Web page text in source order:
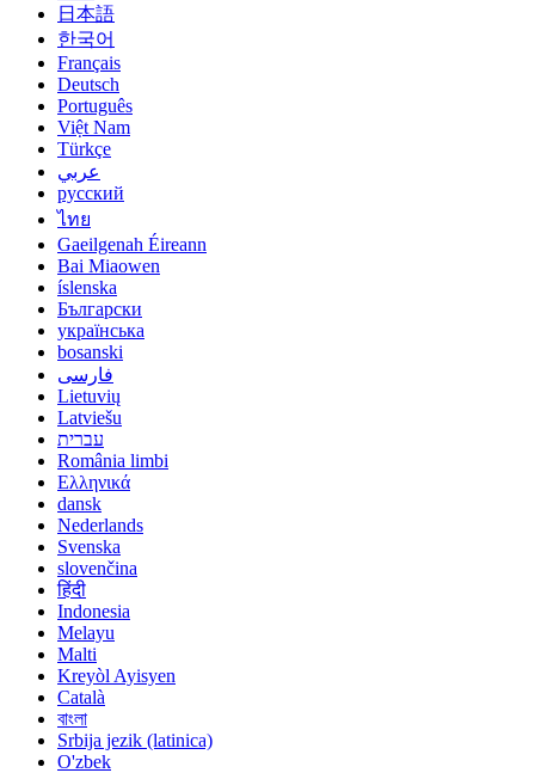
日本語
한국어
Français
Deutsch
Português
Việt Nam
Türkçe
عربي
русский
ไทย
Gaeilgenah Éireann
Bai Miaowen
íslenska
Български
українська
bosanski
فارسی
Lietuvių
Latviešu
עברית
România limbi
Ελληνικά
dansk
Nederlands
Svenska
slovenčina
हिंदी
Indonesia
Melayu
Malti
Kreyòl Ayisyen
Català
বাংলা
Srbija jezik (latinica)
O'zbek